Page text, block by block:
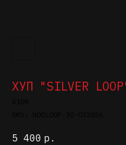
ХУП "SILVER
5 400 р.